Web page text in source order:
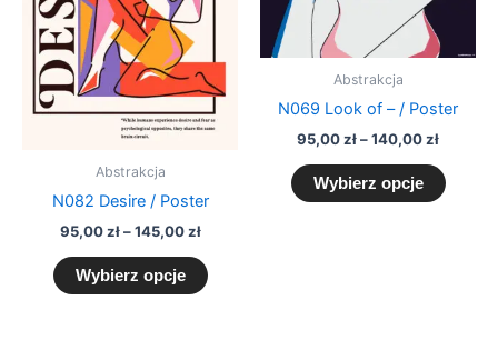
Abstrakcja
N082 Desire / Poster
95,00zł – 145,00zł
Wybierz opcje
na
stronie
produktu
Abstrakcja
N069 Look of – / Poster
95,00zł–140,00zł
Wybierz opcje